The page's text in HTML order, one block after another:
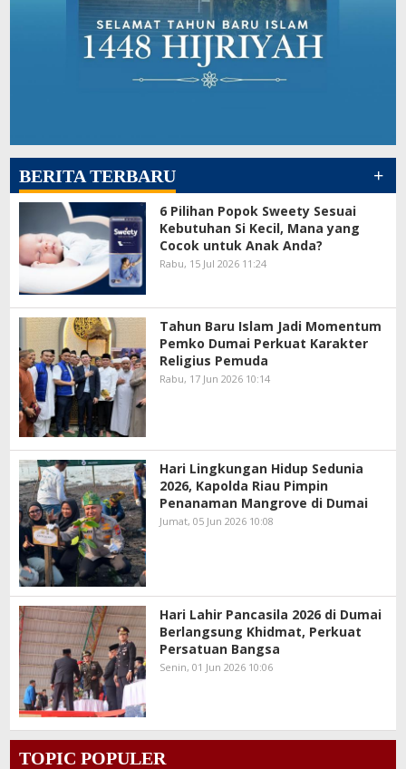
+
BERITA TERBARU
6 Pilihan Popok Sweety Sesuai
Kebutuhan Si Kecil, Mana yang
Cocok untuk Anak Anda?
Rabu, 15 Jul 2026 11:24
Tahun Baru Islam Jadi Momentum
Pemko Dumai Perkuat Karakter
Religius Pemuda
Rabu, 17 Jun 2026 10:14
Hari Lingkungan Hidup Sedunia
2026, Kapolda Riau Pimpin
Penanaman Mangrove di Dumai
Jumat, 05 Jun 2026 10:08
Hari Lahir Pancasila 2026 di Dumai
Berlangsung Khidmat, Perkuat
Persatuan Bangsa
Senin, 01 Jun 2026 10:06
TOPIC POPULER